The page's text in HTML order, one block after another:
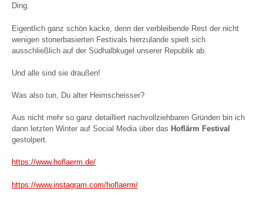
Ding.
Eigentlich ganz schön kacke, denn der verbleibende Rest der nicht
wenigen stonerbasierten Festivals hierzulande spielt sich
ausschließlich auf der Südhalbkugel unserer Republik ab.
Und alle sind sie draußen!
Was also tun, Du alter Heimscheisser?
Aus nicht mehr so ganz detailliert nachvollziehbaren Gründen bin ich
dann letzten Winter auf Social Media über das Hoflärm Festival
gestolpert.
https://www.hoflaerm.de/
https://www.instagram.com/hoflaerm/